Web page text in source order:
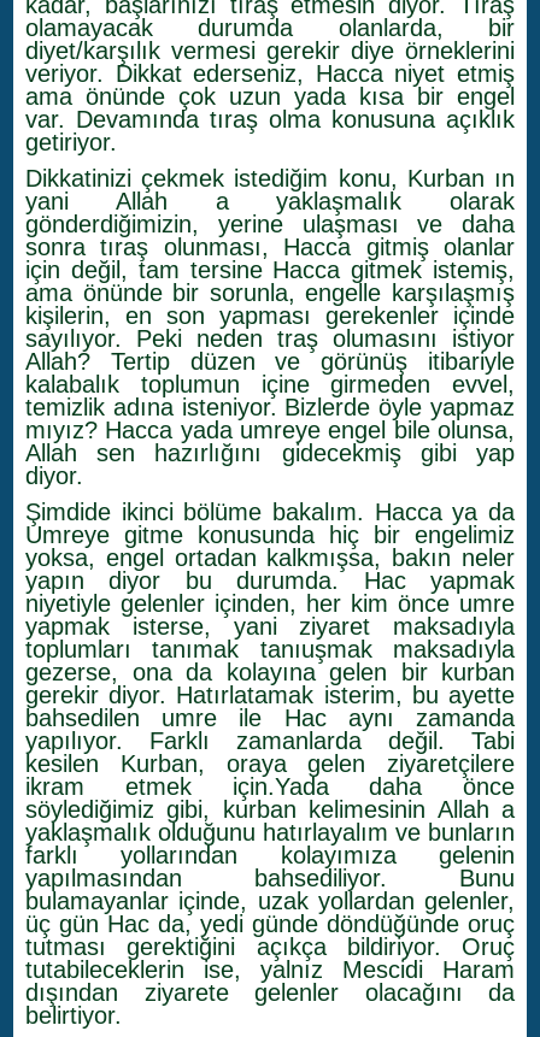
olamayacak durumda olanlarda, bir
diyet/karşılık vermesi gerekir diye örneklerini
veriyor. Dikkat ederseniz, Hacca niyet etmiş
ama önünde çok uzun yada kısa bir engel
var. Devamında tıraş olma konusuna açıklık
getiriyor.
Dikkatinizi çekmek istediğim konu, Kurban ın
yani Allah a yaklaşmalık olarak
gönderdiğimizin, yerine ulaşması ve daha
sonra tıraş olunması, Hacca gitmiş olanlar
için değil, tam tersine Hacca gitmek istemiş,
ama önünde bir sorunla, engelle karşılaşmış
kişilerin, en son yapması gerekenler içinde
sayılıyor. Peki neden traş olumasını istiyor
Allah? Tertip düzen ve görünüş itibariyle
kalabalık toplumun içine girmeden evvel,
temizlik adına isteniyor. Bizlerde öyle yapmaz
mıyız? Hacca yada umreye engel bile olunsa,
Allah sen hazırlığını gidecekmiş gibi yap
diyor.
Şimdide ikinci bölüme bakalım. Hacca ya da
Umreye gitme konusunda hiç bir engelimiz
yoksa, engel ortadan kalkmışsa, bakın neler
yapın diyor bu durumda. Hac yapmak
niyetiyle gelenler içinden, her kim önce umre
yapmak isterse, yani ziyaret maksadıyla
toplumları tanımak tanıuşmak maksadıyla
gezerse, ona da kolayına gelen bir kurban
gerekir diyor. Hatırlatamak isterim, bu ayette
bahsedilen umre ile Hac aynı zamanda
yapılıyor. Farklı zamanlarda değil. Tabi
kesilen Kurban, oraya gelen ziyaretçilere
ikram etmek için.Yada daha önce
söylediğimiz gibi, kurban kelimesinin Allah a
yaklaşmalık olduğunu hatırlayalım ve bunların
farklı yollarından kolayımıza gelenin
yapılmasından bahsediliyor. Bunu
bulamayanlar içinde, uzak yollardan gelenler,
üç gün Hac da, yedi günde döndüğünde oruç
tutması gerektiğini açıkça bildiriyor. Oruç
tutabileceklerin ise, yalnız Mescidi Haram
dışından ziyarete gelenler olacağını da
belirtiyor.